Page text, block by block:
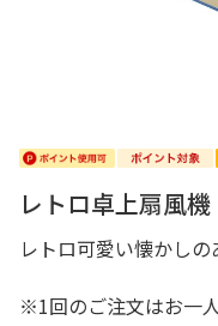
レトロ卓上扇風
レトロ可愛い懐かし
※1回のご注文はお一